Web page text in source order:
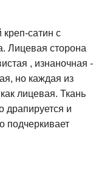
сатин с
Лицевая сторона
, изнаночная -
но каждая из
лицевая. Ткань
драпируется и
подчеркивает